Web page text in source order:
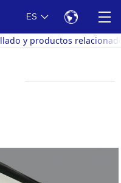
ES
y productos